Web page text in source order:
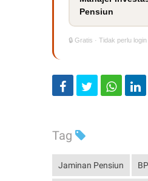
Pensiun
🔒 Gratis · Tidak perlu login
Tag
Jaminan Pensiun